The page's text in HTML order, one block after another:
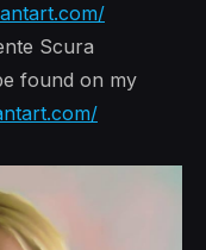
Scura
found on my